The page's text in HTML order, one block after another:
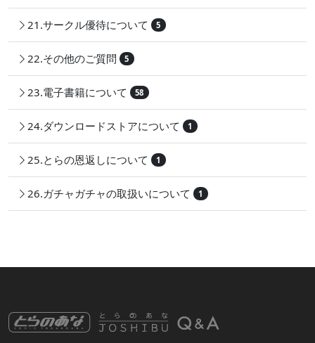
21.サークル優待について 5
22.その他のご質問 5
23.電子書籍について 58
24.ダウンロードストアについて 1
25.とらの恩返しについて 1
26.ガチャガチャの取扱いについて 1